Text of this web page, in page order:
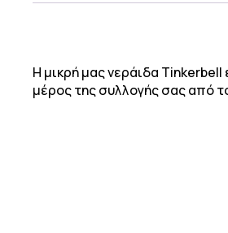
Η μικρή μας νεράιδα Tinkerbell
μέρος της συλλογής σας από